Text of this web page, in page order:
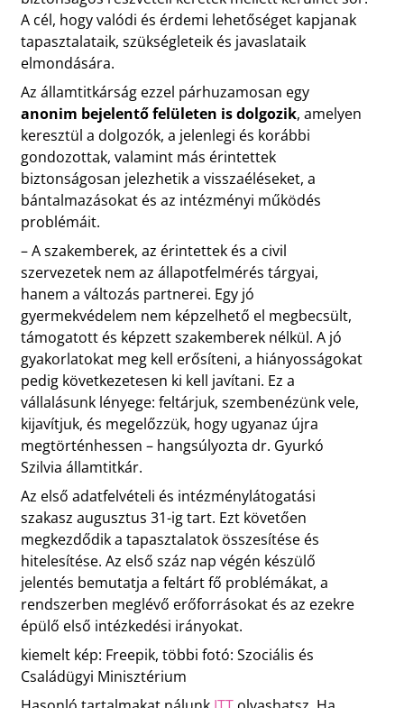
A cél, hogy valódi és érdemi lehetőséget kapjanak
tapasztalataik, szükségleteik és javaslataik
elmondására.
Az államtitkárság ezzel párhuzamosan egy
anonim bejelentő felületen is dolgozik, amelyen
keresztül a dolgozók, a jelenlegi és korábbi
gondozottak, valamint más érintettek
biztonságosan jelezhetik a visszaéléseket, a
bántalmazásokat és az intézményi működés
problémáit.
– A szakemberek, az érintettek és a civil
szervezetek nem az állapotfelmérés tárgyai,
hanem a változás partnerei. Egy jó
gyermekvédelem nem képzelhető el megbecsült,
támogatott és képzett szakemberek nélkül. A jó
gyakorlatokat meg kell erősíteni, a hiányosságokat
pedig következetesen ki kell javítani. Ez a
vállalásunk lényege: feltárjuk, szembenézünk vele,
kijavítjuk, és megelőzzük, hogy ugyanaz újra
megtörténhessen – hangsúlyozta dr. Gyurkó
Szilvia államtitkár.
Az első adatfelvételi és intézménylátogatási
szakasz augusztus 31-ig tart. Ezt követően
megkezdődik a tapasztalatok összesítése és
hitelesítése. Az első száz nap végén készülő
jelentés bemutatja a feltárt fő problémákat, a
rendszerben meglévő erőforrásokat és az ezekre
épülő első intézkedési irányokat.
kiemelt kép: Freepik, többi fotó: Szociális és
Családügyi Minisztérium